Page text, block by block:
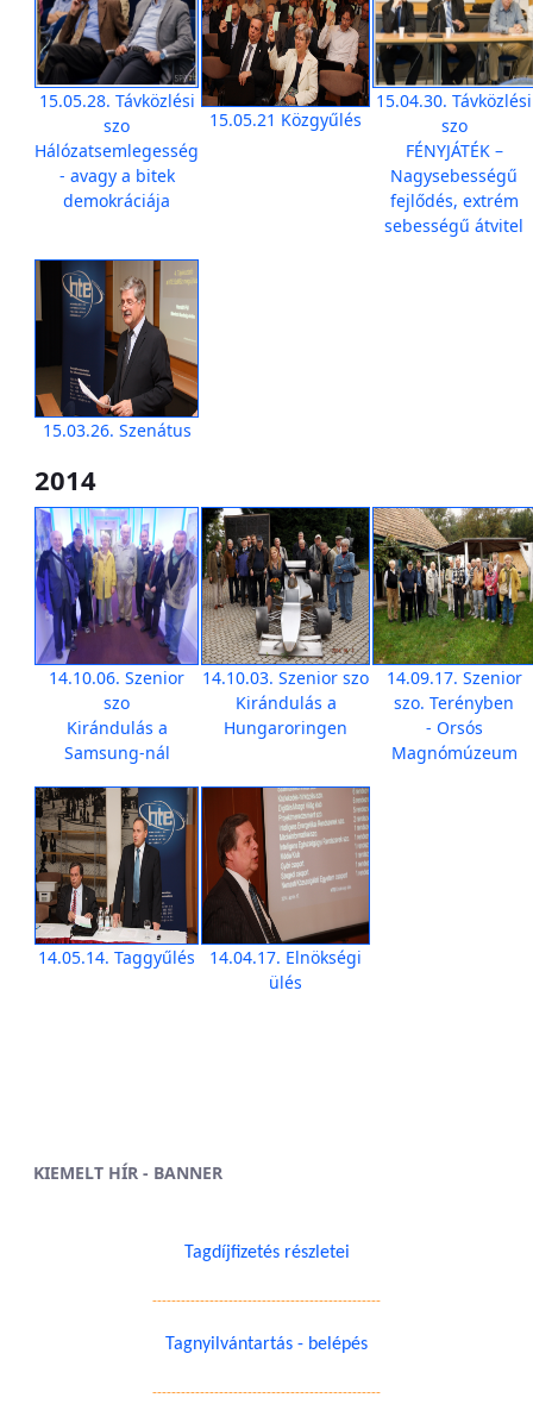
15.05.28. Távközlési
szo
Hálózatsemlegesség
- avagy a bitek
demokráciája
15.05.21 Közgyűlés
15.04.30. Távközlési
szo
FÉNYJÁTÉK –
Nagysebességű
fejlődés, extrém
sebességű átvitel
15.03.26. Szenátus
2014
14.10.06. Szenior
szo
Kirándulás a
Samsung-nál
14.10.03. Szenior szo
Kirándulás a
Hungaroringen
14.09.17. Szenior
szo. Terényben
- Orsós
Magnómúzeum
14.05.14. Taggyűlés
14.04.17. Elnökségi
ülés
KIEMELT HÍR - BANNER
Tagdíjfizetés részletei
------------------------------------------------
Tagnyilvántartás - belépés
------------------------------------------------